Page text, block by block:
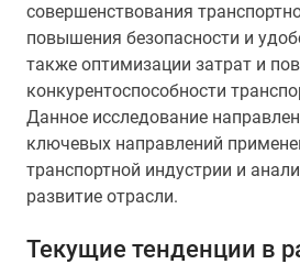
совершенствования
повышения безопасности и
также оптимизации затрат и
конкурентоспособности
Данное исследование
ключевых направлений
транспортной индустрии и
развитие отрасли.
Текущие тенденции в